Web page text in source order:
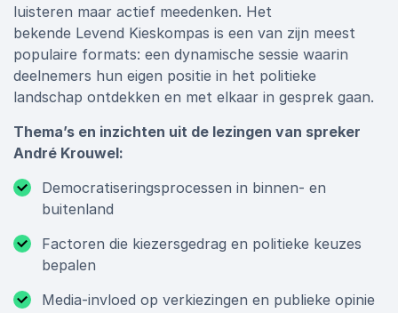
luisteren maar actief meedenken. Het
bekende Levend Kieskompas is een van zijn meest
populaire formats: een dynamische sessie waarin
deelnemers hun eigen positie in het politieke
landschap ontdekken en met elkaar in gesprek gaan.
Thema’s en inzichten uit de lezingen van spreker
André Krouwel:
Democratiseringsprocessen in binnen- en
buitenland
Factoren die kiezersgedrag en politieke keuzes
bepalen
Media-invloed op verkiezingen en publieke opinie